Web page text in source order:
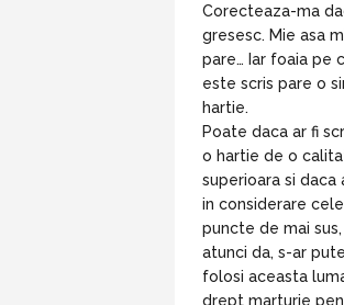
Corecteaza-ma
gresesc. Mie asa
pare… Iar foaia pe
este scris pare o
hartie.
Poate daca ar fi
o hartie de o
superioara si daca
in considerare
puncte de mai sus,
atunci da, s-ar
folosi aceasta
drept marturie